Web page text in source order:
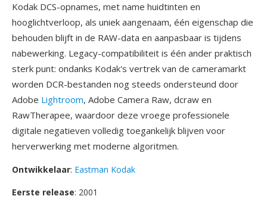
Kodak DCS-opnames, met name huidtinten en
hooglichtverloop, als uniek aangenaam, één eigenschap die
behouden blijft in de RAW-data en aanpasbaar is tijdens
nabewerking. Legacy-compatibiliteit is één ander praktisch
sterk punt: ondanks Kodak's vertrek van de cameramarkt
worden DCR-bestanden nog steeds ondersteund door
Adobe Lightroom, Adobe Camera Raw, dcraw en
RawTherapee, waardoor deze vroege professionele
digitale negatieven volledig toegankelijk blijven voor
herverwerking met moderne algoritmen.
Ontwikkelaar: Eastman Kodak
Eerste release: 2001